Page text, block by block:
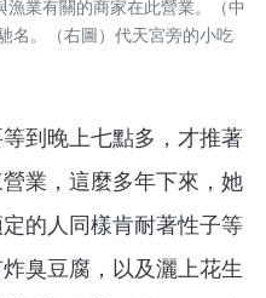
業有關的商家在此營業。（中
名。（右圖）代天宮旁的小吃
到晚上七點多，才推著
業，這麼多年下來，她
的人同樣肯耐著性子等
臭豆腐，以及灑上花生